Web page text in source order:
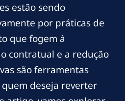
estão sendo
por práticas de
que fogem à
contratual e a redução
são ferramentas
deseja reverter